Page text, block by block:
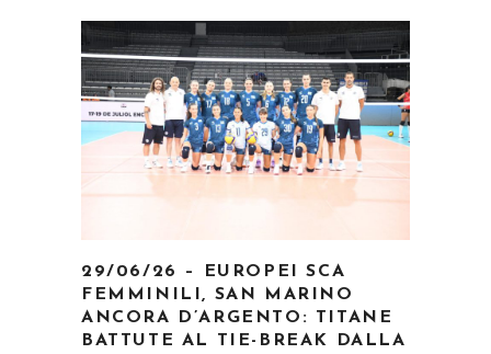
29/06/26 – EUROPEI SCA
FEMMINILI, SAN MARINO
ANCORA D’ARGENTO: TITANE
BATTUTE AL TIE-BREAK DALLA